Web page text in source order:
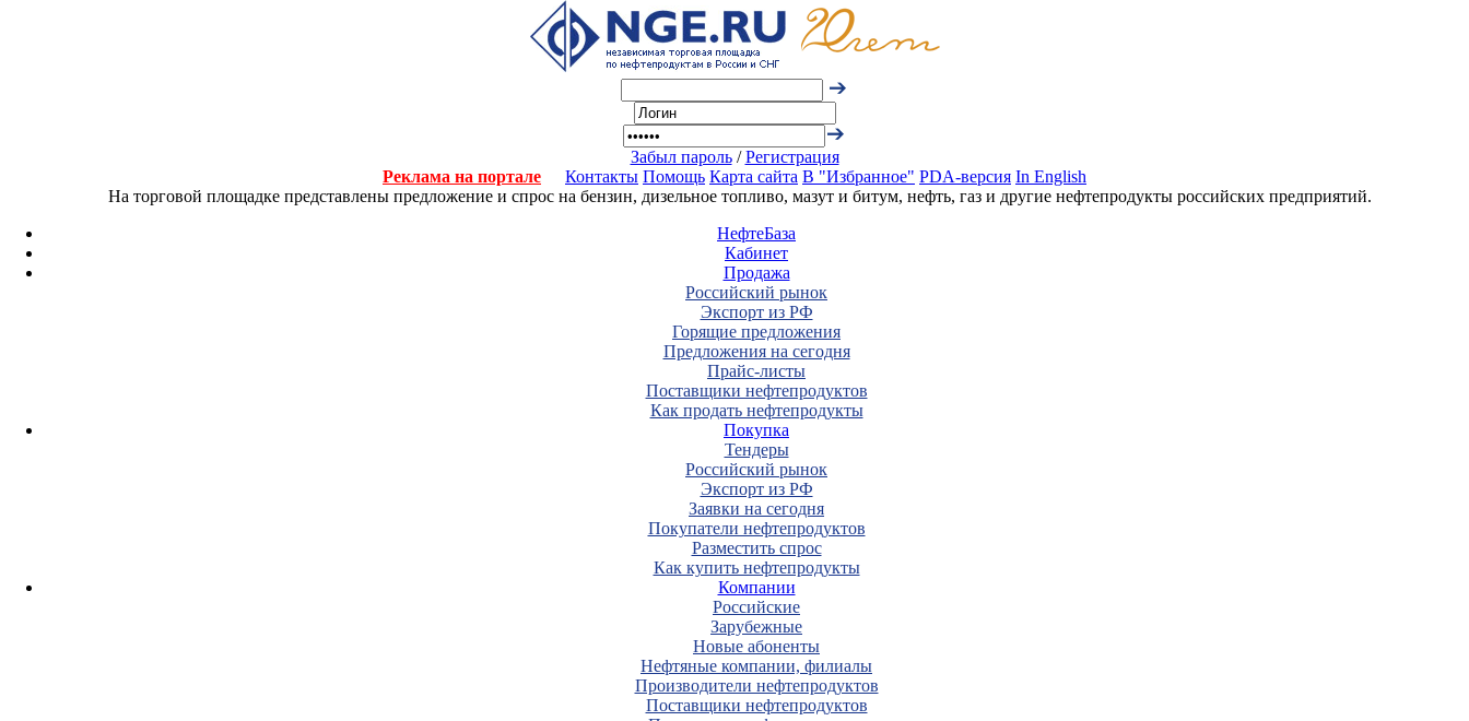
Забыл пароль/Регистрация
Реклама на портале
Контакты Помощь Карта сайта В "Избранное" PDA-версия In English
На торговой площадке представлены предложение и спрос на бензин, дизельное топливо, мазут и битум, нефть, газ и другие нефтепродукты российских предприятий.
НефтеБаза
Кабинет
Продажа
Российский рынок
Экспорт из РФ
Горящие предложения
Предложения на сегодня
Прайс-листы
Поставщики нефтепродуктов
Как продать нефтепродукты
Покупка
Тендеры
Российский рынок
Экспорт из РФ
Заявки на сегодня
Покупатели нефтепродуктов
Разместить спрос
Как купить нефтепродукты
Компании
Российские
Зарубежные
Новые абоненты
Нефтяные компании, филиалы
Производители нефтепродуктов
Поставщики нефтепродуктов